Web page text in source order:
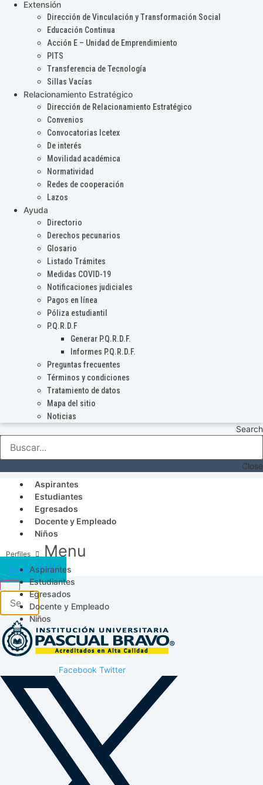
Extensión
Dirección de Vinculación y Transformación Social
Educación Continua
Acción E – Unidad de Emprendimiento
PITS
Transferencia de Tecnología
Sillas Vacías
Relacionamiento Estratégico
Dirección de Relacionamiento Estratégico
Convenios
Convocatorias Icetex
De interés
Movilidad académica
Normatividad
Redes de cooperación
Lazos
Ayuda
Directorio
Derechos pecunarios
Glosario
Listado Trámites
Medidas COVID-19
Notificaciones judiciales
Pagos en línea
Póliza estudiantil
P.Q.R.D.F
Generar P.Q.R.D.F.
Informes P.Q.R.D.F.
Preguntas frecuentes
Términos y condiciones
Tratamiento de datos
Mapa del sitio
Noticias
Search
Close
Aspirantes
Estudiantes
Egresados
Docente y Empleado
Niños
Menu
Aspirantes
Estudiantes
Egresados
Docente y Empleado
Niños
Acceso SICAU
Facebook Twitter